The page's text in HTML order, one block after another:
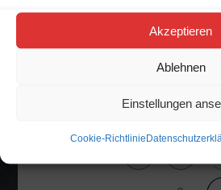
Akzeptieren
Ablehnen
Einstellungen
Cookie-Richtlinie
Veranstaltungskalender
M D